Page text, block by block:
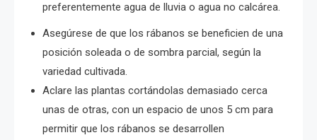
preferentemente agua de lluvia o agua no calcárea.
Asegúrese de que los rábanos se beneficien de una
posición soleada o de sombra parcial, según la
variedad cultivada.
Aclare las plantas cortándolas demasiado cerca
unas de otras, con un espacio de unos 5 cm para
permitir que los rábanos se desarrollen